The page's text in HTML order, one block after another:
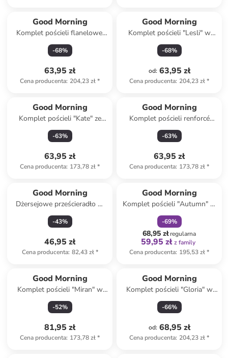
Good Morning
Komplet pościeli flanelowej
"Polar" ze wzorem
-68%
63,95 zł
Cena producenta: 204,23 zł*
Good Morning
Komplet pościeli "Lesli" w
kolorze zielonym
-68%
od: 63,95 zł
Cena producenta: 204,23 zł*
Good Morning
Komplet pościeli "Kate" ze
wzorem
-63%
63,95 zł
Cena producenta: 173,78 zł*
Good Morning
Komplet pościeli renforcé
"Dinosaur" w kolorze biało-
zielono-miętowym
-63%
63,95 zł
Cena producenta: 173,78 zł*
Good Morning
Dżersejowe prześcieradło w
kolorze niebieskim na gumce
-43%
46,95 zł
Cena producenta: 82,43 zł*
Good Morning
Komplet pościeli "Autumn" w
kolorze beżowym
-69%
68,95 złregularna
59,95 zł z family
Cena producenta: 195,53 zł*
Good Morning
Komplet pościeli "Miran" w
kolorze beżowym
-52%
81,95 zł
Cena producenta: 173,78 zł*
Good Morning
Komplet pościeli "Gloria" w
kolorze kremowo-beżowym
-66%
od: 68,95 zł
Cena producenta: 204,23 zł*